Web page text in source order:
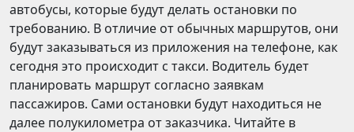
автобусы, которые будут делать остановки по
требованию. В отличие от обычных маршрутов, они
будут заказываться из приложения на телефоне, как
сегодня это происходит с такси. Водитель будет
планировать маршрут согласно заявкам
пассажиров. Сами остановки будут находиться не
далее полукилометра от заказчика. Читайте в